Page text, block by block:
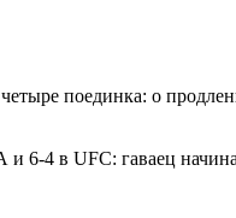
поединка: о
4 в UFC: гаваец